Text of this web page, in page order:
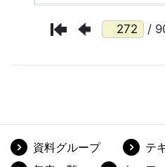
/
資料グループ
テ